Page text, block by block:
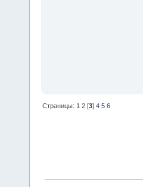
Страницы: 1 2 [3]4 5 6